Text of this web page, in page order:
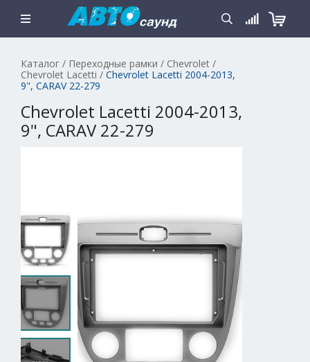
Каталог / Переходные рамки / Chevrolet /
Chevrolet Lacetti / Chevrolet Lacetti 2004-2013,
9", CARAV 22-279
Chevrolet Lacetti 2004-2013,
9", CARAV 22-279